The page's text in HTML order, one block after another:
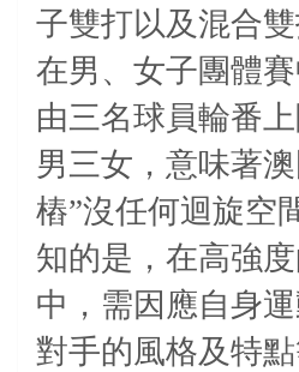
子雙打以及混合雙
在男、女子團體
由三名球員輪番
男三女，意味著
樁”沒任何迴旋空
知的是，在高強
中，需因應自身運
對手的風格及特